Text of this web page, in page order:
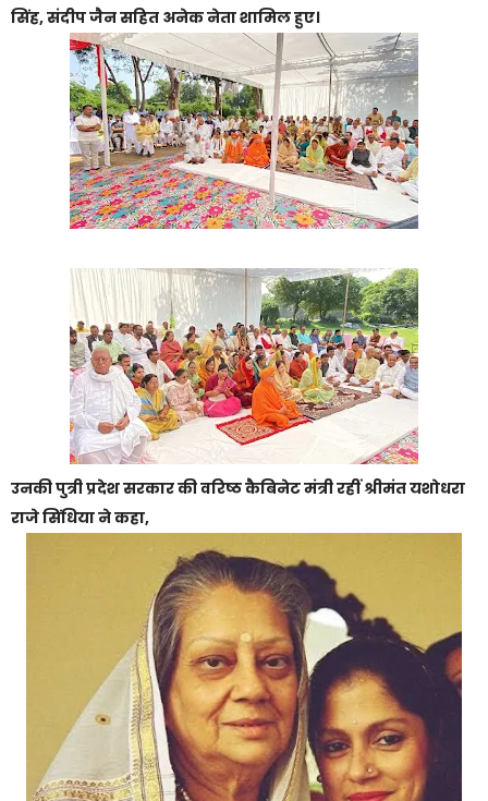
सिंह, संदीप जैन सहित अनेक नेता शामिल हुए।
उनकी पुत्री प्रदेश सरकार की वरिष्ठ कैबिनेट मंत्री रहीं श्रीमंत यशोधरा
राजे सिंधिया ने कहा,